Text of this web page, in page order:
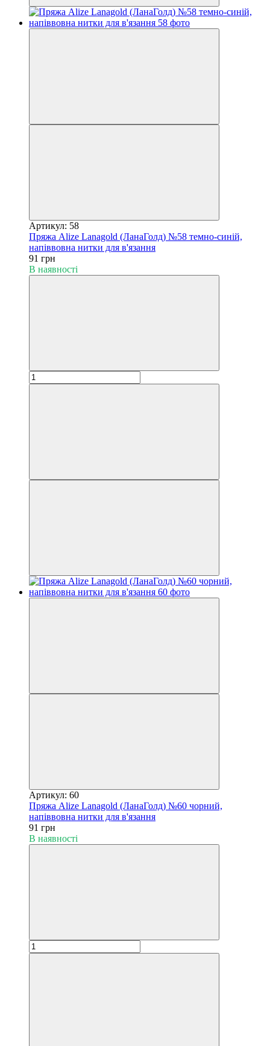
Артикул: 58
Пряжа Alize Lanagold (ЛанаГолд) №58 темно-синій,
напіввовна нитки для в'язання
91 грн
В наявності
Артикул: 60
Пряжа Alize Lanagold (ЛанаГолд) №60 чорний,
напіввовна нитки для в'язання
91 грн
В наявності